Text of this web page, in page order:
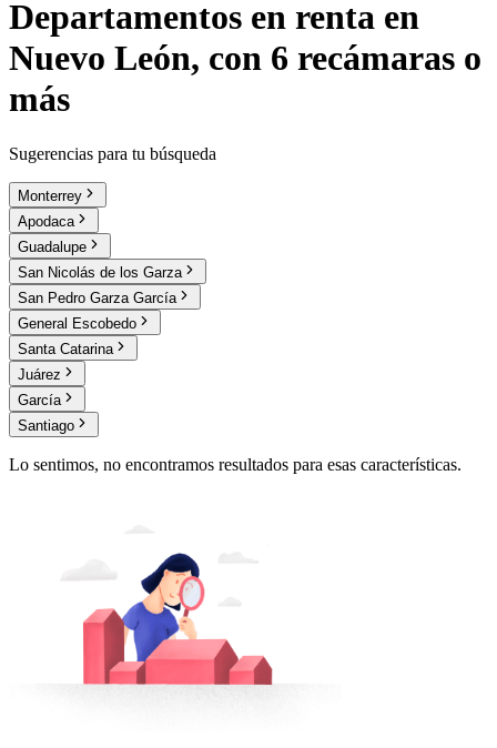
Departamentos en renta en
Nuevo León, con 6 recámaras o
más
Sugerencias para tu búsqueda
Monterrey
Apodaca
Guadalupe
San Nicolás de los Garza
San Pedro Garza García
General Escobedo
Santa Catarina
Juárez
García
Santiago
Lo sentimos, no encontramos resultados para esas características.